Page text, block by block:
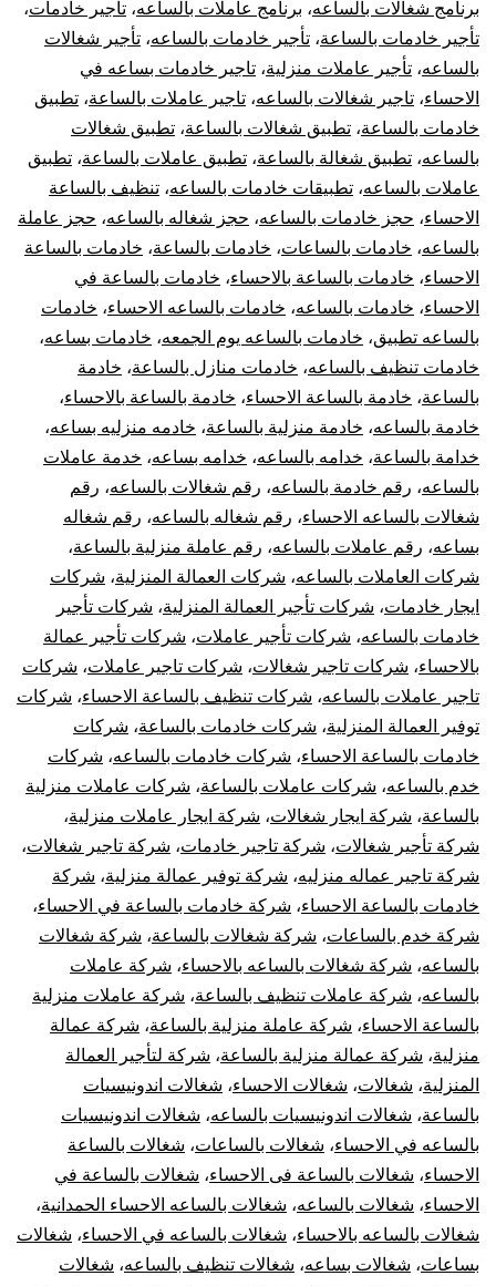
برنامج شغالات بالساعه، برنامج عاملات بالساعه، تأجير خادمات،
تأجير خادمات بالساعة، تأجير خادمات بالساعه، تأجير شغالات
بالساعه، تأجير عاملات منزلية، تاجير خادمات بساعه في
الاحساء، تاجير شغالات بالساعه، تاجير عاملات بالساعة، تطبيق
خادمات بالساعة، تطبيق شغالات بالساعة، تطبيق شغالات
بالساعه، تطبيق شغالة بالساعة، تطبيق عاملات بالساعة، تطبيق
عاملات بالساعه، تطبيقات خادمات بالساعه، تنظيف بالساعة
الاحساء، حجز خادمات بالساعه، حجز شغاله بالساعه، حجز عاملة
بالساعه، خادمات بالساعات، خادمات بالساعة، خادمات بالساعة
الاحساء، خادمات بالساعة بالاحساء، خادمات بالساعة في
الاحساء، خادمات بالساعه، خادمات بالساعه الاحساء، خادمات
بالساعه تطبيق، خادمات بالساعه يوم الجمعه، خادمات بساعه،
خادمات تنظيف بالساعه، خادمات منازل بالساعة، خادمة
بالساعة، خادمة بالساعة الاحساء، خادمة بالساعة بالاحساء،
خادمة بالساعه، خادمة منزلية بالساعة، خادمه منزليه بساعه،
خدامة بالساعة، خدامه بالساعه، خدامه بساعه، خدمة عاملات
بالساعه، رقم خادمة بالساعه، رقم شغالات بالساعه، رقم
شغالات بالساعه الاحساء، رقم شغاله بالساعه، رقم شغاله
بساعه، رقم عاملات بالساعه، رقم عاملة منزلية بالساعة،
شركات العاملات بالساعه، شركات العمالة المنزلية، شركات
ايجار خادمات، شركات تأجير العمالة المنزلية، شركات تأجير
خادمات بالساعه، شركات تأجير عاملات، شركات تأجير عمالة
بالاحساء، شركات تاجير شغالات، شركات تاجير عاملات، شركات
تاجير عاملات بالساعه، شركات تنظيف بالساعة الاحساء، شركات
توفير العمالة المنزلية، شركات خادمات بالساعة، شركات
خادمات بالساعة الاحساء، شركات خادمات بالساعه، شركات
خدم بالساعه، شركات عاملات بالساعة، شركات عاملات منزلية
بالساعة، شركة ايجار شغالات، شركة ايجار عاملات منزلية،
شركة تأجير شغالات، شركة تاجير خادمات، شركة تاجير شغالات،
شركة تاجير عماله منزليه، شركة توفير عمالة منزلية، شركة
خادمات بالساعة الاحساء، شركة خادمات بالساعة في الاحساء،
شركة خدم بالساعات، شركة شغالات بالساعة، شركة شغالات
بالساعه، شركة شغالات بالساعه بالاحساء، شركة عاملات
بالساعه، شركة عاملات تنظيف بالساعة، شركة عاملات منزلية
بالساعة الاحساء، شركة عاملة منزلية بالساعة، شركة عمالة
منزلية، شركة عمالة منزلية بالساعة، شركة لتأجير العمالة
المنزلية، شغالات، شغالات الاحساء، شغالات اندونيسيات
بالساعة، شغالات اندونيسيات بالساعه، شغالات اندونيسيات
بالساعه في الاحساء، شغالات بالساعات، شغالات بالساعة
الاحساء، شغالات بالساعة فى الاحساء، شغالات بالساعة في
الاحساء، شغالات بالساعه، شغالات بالساعه الاحساء الحمدانية،
شغالات بالساعه بالاحساء، شغالات بالساعه في الاحساء، شغالات
بساعات، شغالات بساعه، شغالات تنظيف بالساعه، شغالات